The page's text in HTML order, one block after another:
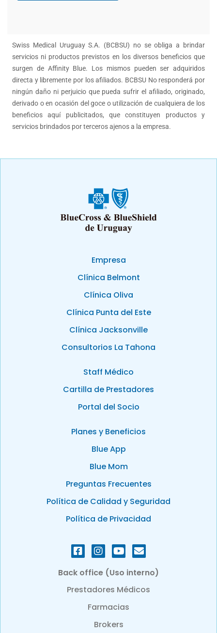
Swiss Medical Uruguay S.A. (BCBSU) no se obliga a brindar
servicios ni productos previstos en los diversos beneficios que
surgen de Affinity Blue. Los mismos pueden ser adquiridos
directa y libremente por los afiliados. BCBSU No responderá por
ningún daño ni perjuicio que pueda sufrir el afiliado, originado,
derivado o en ocasión del goce o utilización de cualquiera de los
beneficios aquí publicitados, que constituyen productos y
servicios brindados por terceros ajenos a la empresa.
Empresa
Clínica Belmont
Clínica Oliva
Clínica Punta del Este
Clínica Jacksonville
Consultorios La Tahona
Staff Médico
Cartilla de Prestadores
Portal del Socio
Planes y Beneficios
Blue App
Blue Mom
Preguntas Frecuentes
Política de Calidad y Seguridad
Política de Privacidad
Back office (Uso interno)
Prestadores Médicos
Farmacias
Brokers